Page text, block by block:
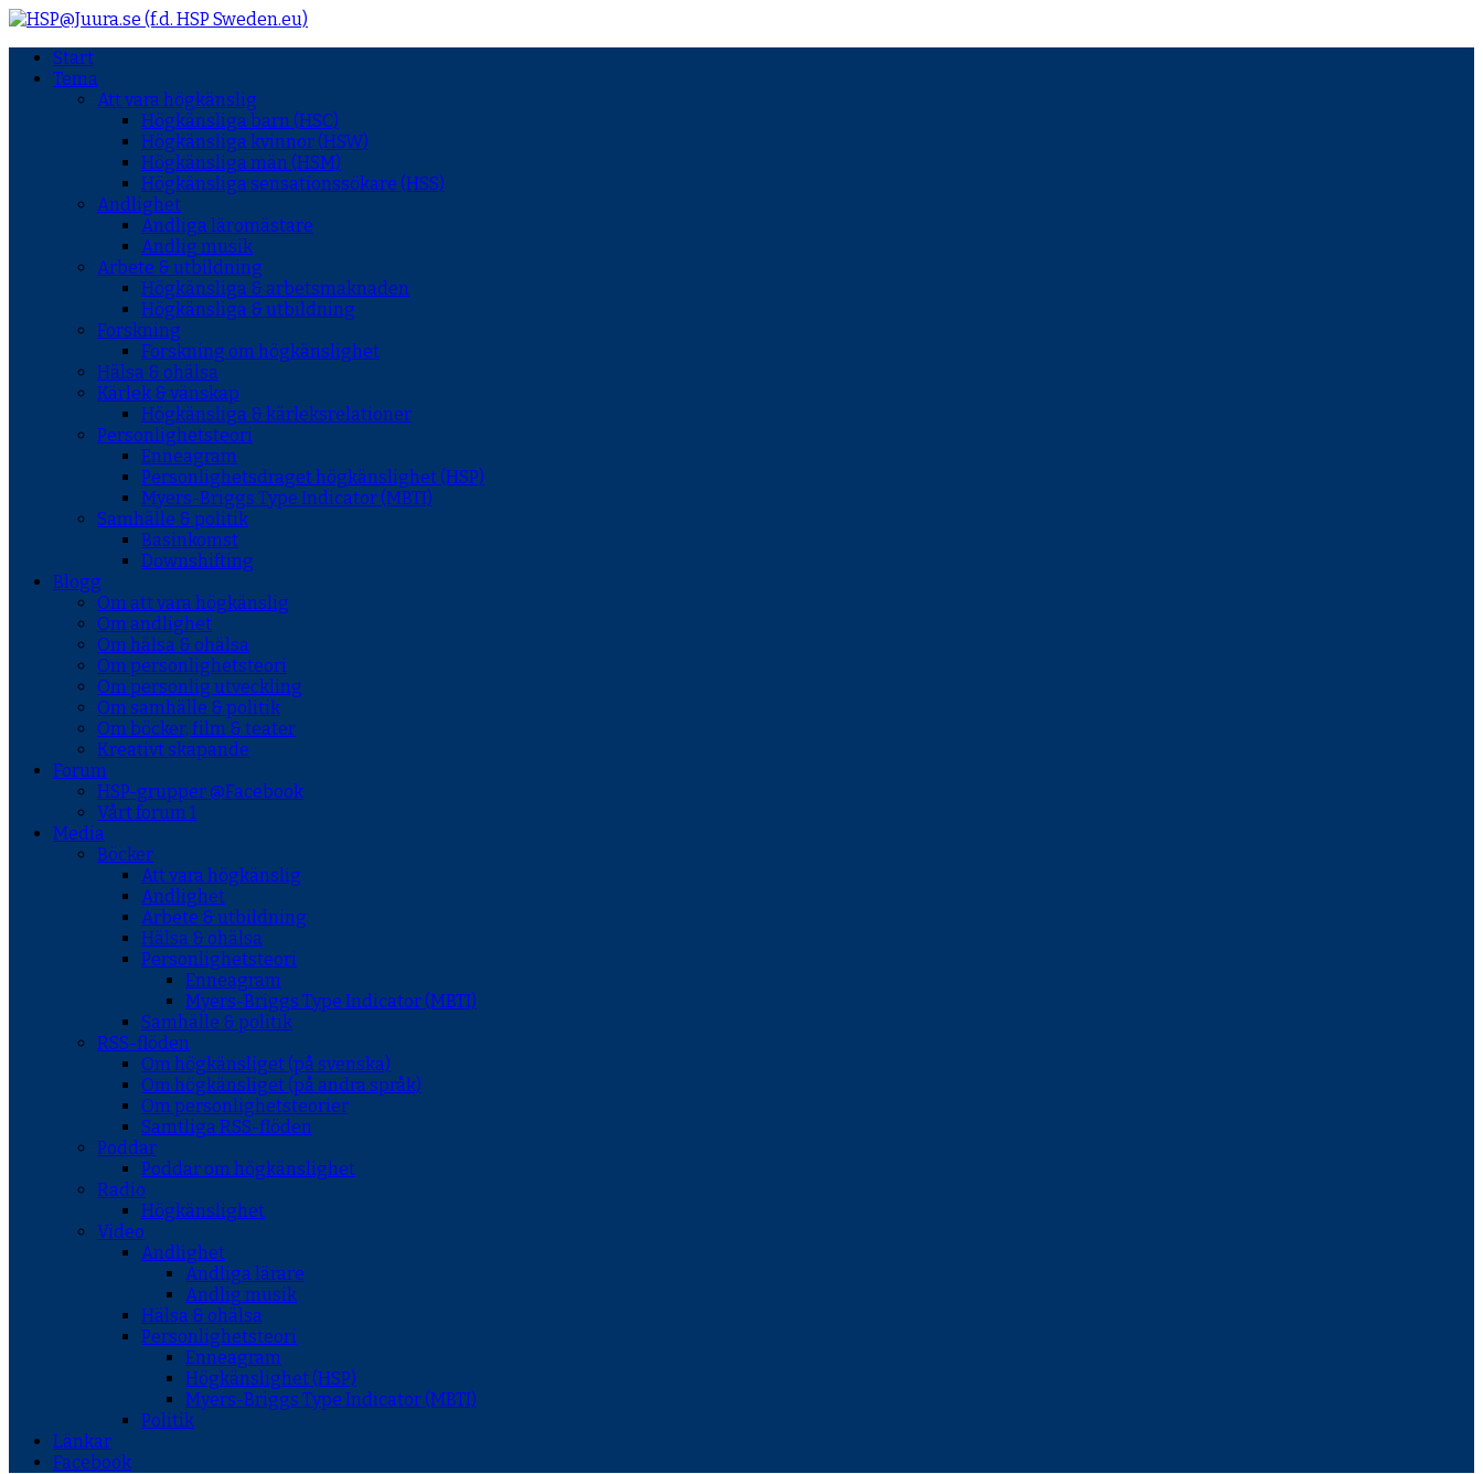
Start
Tema
Att vara högkänslig
Högkänsliga barn (HSC)
Högkänsliga kvinnor (HSW)
Högkänsliga män (HSM)
Högkänsliga sensationssökare (HSS)
Andlighet
Andliga läromästare
Andlig musik
Arbete & utbildning
Högkänsliga & arbetsmaknaden
Högkänsliga & utbildning
Forskning
Forskning om högkänslighet
Hälsa & ohälsa
Kärlek & vänskap
Högkänsliga & kärleksrelationer
Personlighetsteori
Enneagram
Personlighetsdraget högkänslighet (HSP)
Myers-Briggs Type Indicator (MBTI)
Samhälle & politik
Basinkomst
Downshifting
Blogg
Om att vara högkänslig
Om andlighet
Om hälsa & ohälsa
Om personlighetsteori
Om personlig utveckling
Om samhälle & politik
Om böcker, film & teater
Kreativt skapande
Forum
HSP-grupper @Facebook
Vårt forum 1
Media
Böcker
Att vara högkänslig
Andlighet
Arbete & utbildning
Hälsa & ohälsa
Personlighetsteori
Enneagram
Myers-Briggs Type Indicator (MBTI)
Samhälle & politik
RSS-flöden
Om högkänsliget (på svenska)
Om högkänsliget (på andra språk)
Om personlighetsteorier
Samtliga RSS-flöden
Poddar
Poddar om högkänslighet
Radio
Högkänslighet
Video
Andlighet
Andliga lärare
Andlig musik
Hälsa & ohälsa
Personlighetsteori
Enneagram
Högkänslighet (HSP)
Myers-Briggs Type Indicator (MBTI)
Politik
Länkar
Facebook